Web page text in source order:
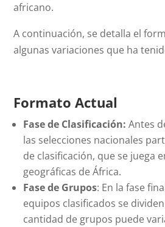
africano.
A continuación, se detalla el
algunas variaciones que ha
Formato Actual
Fase de Clasificación: Antes
las selecciones nacionales
de clasificación, que se juega
geográficas de África.
Fase de Grupos: En la fase
equipos clasificados se
cantidad de grupos puede